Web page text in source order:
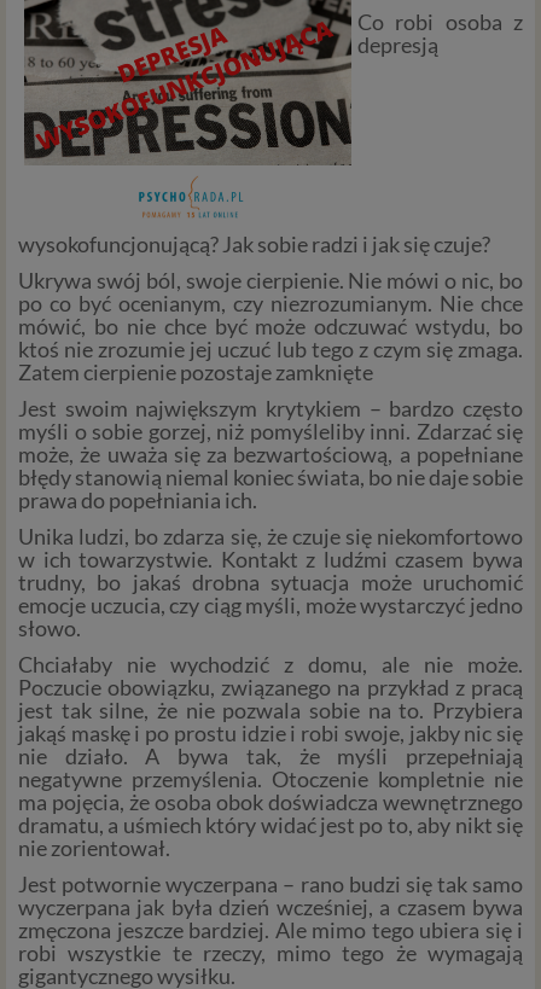
Co robi osoba z
depresją
wysokofuncjonującą? Jak sobie radzi i jak się czuje?
Ukrywa swój ból, swoje cierpienie. Nie mówi o nic, bo
po co być ocenianym, czy niezrozumianym. Nie chce
mówić, bo nie chce być może odczuwać wstydu, bo
ktoś nie zrozumie jej uczuć lub tego z czym się zmaga.
Zatem cierpienie pozostaje zamknięte
Jest swoim największym krytykiem – bardzo często
myśli o sobie gorzej, niż pomyśleliby inni. Zdarzać się
może, że uważa się za bezwartościową, a popełniane
błędy stanowią niemal koniec świata, bo nie daje sobie
prawa do popełniania ich.
Unika ludzi, bo zdarza się, że czuje się niekomfortowo
w ich towarzystwie. Kontakt z ludźmi czasem bywa
trudny, bo jakaś drobna sytuacja może uruchomić
emocje uczucia, czy ciąg myśli, może wystarczyć jedno
słowo.
Chciałaby nie wychodzić z domu, ale nie może.
Poczucie obowiązku, związanego na przykład z pracą
jest tak silne, że nie pozwala sobie na to. Przybiera
jakąś maskę i po prostu idzie i robi swoje, jakby nic się
nie działo. A bywa tak, że myśli przepełniają
negatywne przemyślenia. Otoczenie kompletnie nie
ma pojęcia, że osoba obok doświadcza wewnętrznego
dramatu, a uśmiech który widać jest po to, aby nikt się
nie zorientował.
Jest potwornie wyczerpana – rano budzi się tak samo
wyczerpana jak była dzień wcześniej, a czasem bywa
zmęczona jeszcze bardziej. Ale mimo tego ubiera się i
robi wszystkie te rzeczy, mimo tego że wymagają
gigantycznego wysiłku.